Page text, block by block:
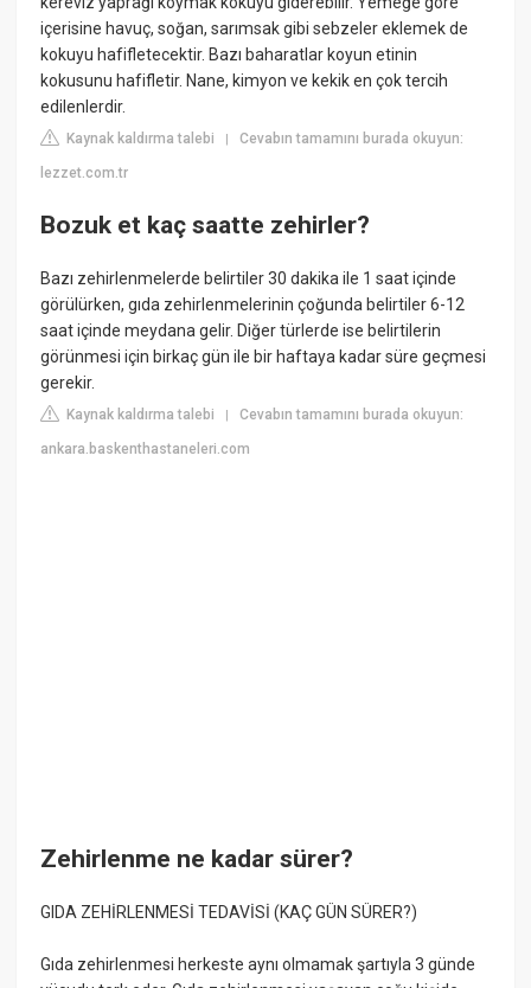
içerisine havuç, soğan, sarımsak gibi sebzeler eklemek de
kokuyu hafifletecektir. Bazı baharatlar koyun etinin
kokusunu hafifletir. Nane, kimyon ve kekik en çok tercih
edilenlerdir.
Kaynak kaldırma talebi |Cevabın tamamını burada okuyun:
lezzet.com.tr
Bozuk et kaç saatte zehirler?
Bazı zehirlenmelerde belirtiler 30 dakika ile 1 saat içinde
görülürken, gıda zehirlenmelerinin çoğunda belirtiler 6-12
saat içinde meydana gelir. Diğer türlerde ise belirtilerin
görünmesi için birkaç gün ile bir haftaya kadar süre geçmesi
gerekir.
Kaynak kaldırma talebi |Cevabın tamamını burada okuyun:
ankara.baskenthastaneleri.com
Zehirlenme ne kadar sürer?
GIDA ZEHİRLENMESİ TEDAVİSİ (KAÇ GÜN SÜRER?)
Gıda zehirlenmesi herkeste aynı olmamak şartıyla 3 günde